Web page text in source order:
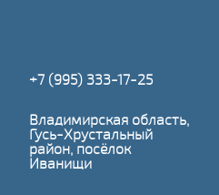
+7 (995) 333-17-25
Владимирская область,
Гусь-Хрустальный
район, посёлок
Иванищи